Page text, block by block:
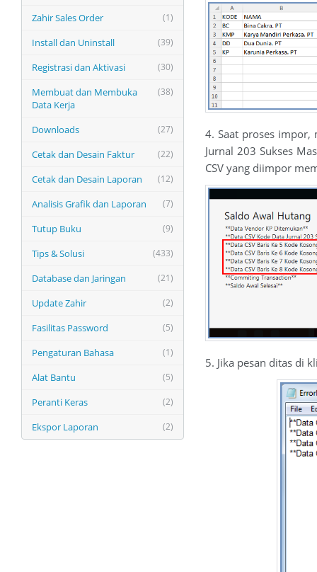
(1)
Zahir Sales Order
(39)
Install dan Uninstall
(30)
Registrasi dan Aktivasi
(38)
Membuat dan Membuka
Data Kerja
(27)
Downloads
(22)
Cetak dan Desain Faktur
(12)
Cetak dan Desain Laporan
(7)
Analisis Grafik dan Laporan
(9)
Tutup Buku
(433)
Tips & Solusi
(21)
Database dan Jaringan
(2)
Update Zahir
(5)
Fasilitas Password
(1)
Pengaturan Bahasa
(5)
Alat Bantu
(2)
Peranti Keras
(2)
Ekspor Laporan
4. Saat proses impor,
Jurnal 203 Sukses
CSV yang diimpor
5. Jika pesan ditas di